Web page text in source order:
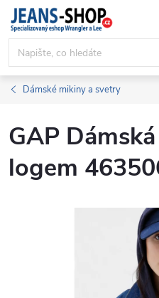
Přejít
obsah
Dámské mikiny a svetry
GAP
logem